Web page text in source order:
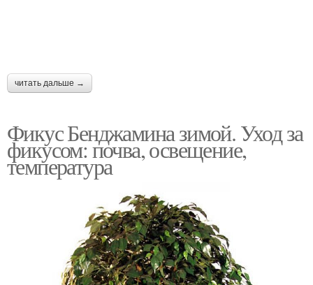
читать дальше →
Фикус Бенджамина зимой. Уход за
фикусом: почва, освещение,
температура